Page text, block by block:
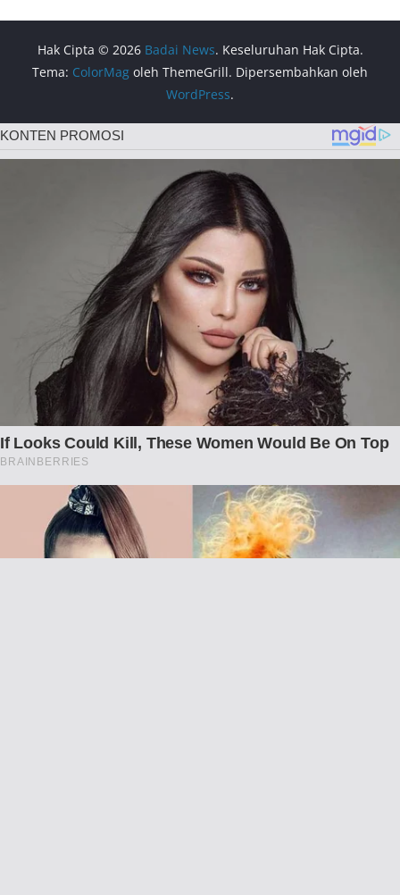
Hak Cipta © 2026 Badai News. Keseluruhan Hak Cipta.
Tema: ColorMag oleh ThemeGrill. Dipersembahkan oleh
WordPress.